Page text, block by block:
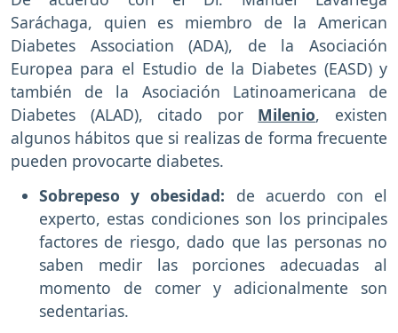
Saráchaga, quien es miembro de la American
Diabetes Association (ADA), de la Asociación
Europea para el Estudio de la Diabetes (EASD) y
también de la Asociación Latinoamericana de
Diabetes (ALAD), citado por Milenio, existen
algunos hábitos que si realizas de forma frecuente
pueden provocarte diabetes.
Sobrepeso y obesidad: de acuerdo con el
experto, estas condiciones son los principales
factores de riesgo, dado que las personas no
saben medir las porciones adecuadas al
momento de comer y adicionalmente son
sedentarias.